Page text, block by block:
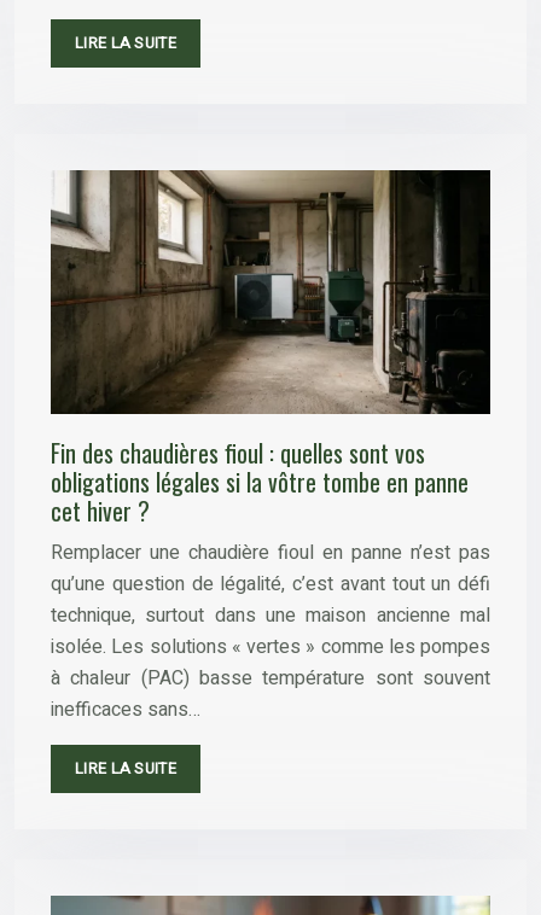
LIRE LA SUITE
Fin des chaudières fioul : quelles sont vos
obligations légales si la vôtre tombe en panne
cet hiver ?
Remplacer une chaudière fioul en panne n’est pas
qu’une question de légalité, c’est avant tout un défi
technique, surtout dans une maison ancienne mal
isolée. Les solutions « vertes » comme les pompes
à chaleur (PAC) basse température sont souvent
inefficaces sans…
LIRE LA SUITE